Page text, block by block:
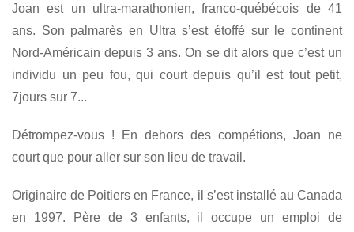
Joan est un ultra-marathonien, franco-québécois de 41
ans. Son palmarès en Ultra s’est étoffé sur le continent
Nord-Américain depuis 3 ans. On se dit alors que c’est un
individu un peu fou, qui court depuis qu’il est tout petit,
7jours sur 7...
Détrompez-vous ! En dehors des compétions, Joan ne
court que pour aller sur son lieu de travail.
Originaire de Poitiers en France, il s’est installé au Canada
en 1997. Père de 3 enfants, il occupe un emploi de